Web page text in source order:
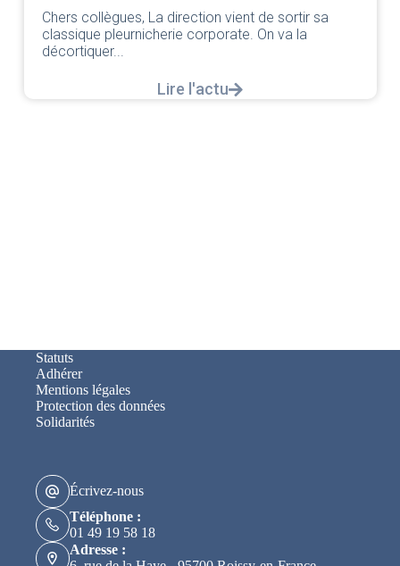
Chers collègues, La direction vient de sortir sa
classique pleurnicherie corporate. On va la
décortiquer...
Lire l'actu
Statuts
Adhérer
Mentions légales
Protection des données
Solidarités
Écrivez-nous
Téléphone :
01 49 19 58 18
Adresse :